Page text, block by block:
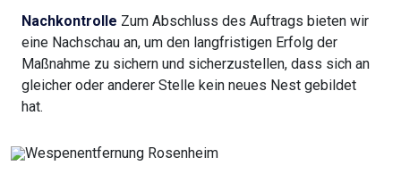
Nachkontrolle Zum Abschluss des Auftrags bieten wir
eine Nachschau an, um den langfristigen Erfolg der
Maßnahme zu sichern und sicherzustellen, dass sich an
gleicher oder anderer Stelle kein neues Nest gebildet
hat.